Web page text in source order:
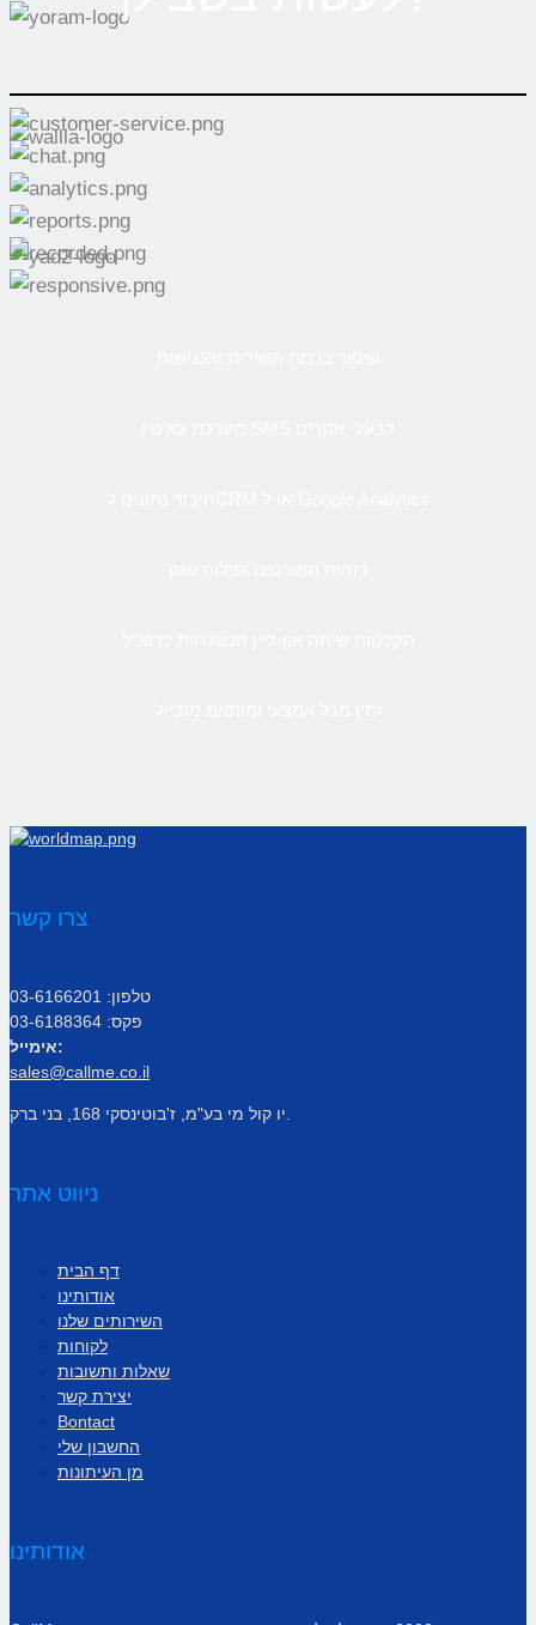
צרו קשר
טלפון: 03-6166201
פקס: 03-6188364
אימייל:
sales@callme.co.il
ניווט אתר
דף הבית
אודותינו
השירותים שלנו
לקוחות
שאלות ותשובות
יצירת קשר
Bontact
החשבון שלי
מן העיתונות
אודותינו